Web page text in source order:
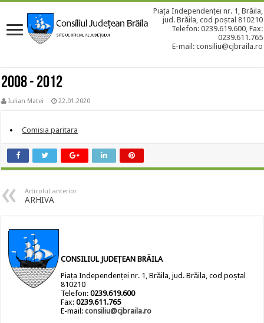
Piața Independenței nr. 1, Brăila,
jud. Brăila, cod poștal 810210
Telefon: 0239.619.600, Fax:
0239.611.765
E-mail: consiliu@cjbraila.ro
2008 - 2012
Iulian Matei 22.01.2020
Comisia paritara
Articolul anterior
ARHIVA
CONSILIUL JUDEȚEAN BRĂILA
Piața Independenței nr. 1, Brăila, jud. Brăila, cod poștal
810210
Telefon:0239.619.600
Fax:0239.611.765
E-mail:consiliu@cjbraila.ro